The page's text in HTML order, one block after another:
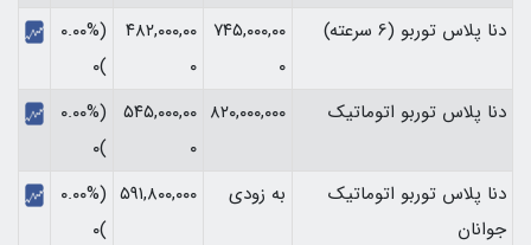
دنا پلاس توربو (6 سرعته)
۷۴۵,۰۰۰,۰۰
۰
۴۸۲,۰۰۰,۰۰
۰
(۰.۰۰%
)۰
دنا پلاس توربو اتوماتیک
۸۲۰,۰۰۰,۰۰۰ ۵۴۵,۰۰۰,۰۰
۰
(۰.۰۰%
)۰
دنا پلاس توربو اتوماتیک
جوانان
به زودی ۵۹۱,۸۰۰,۰۰۰
(۰.۰۰%
)۰